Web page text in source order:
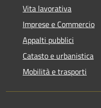
Vita lavorativa
Imprese e Commercio
Appalti pubblici
Catasto e urbanistica
Mobilità e trasporti